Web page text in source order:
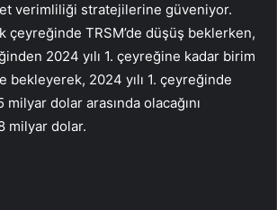
verimliliği stratejilerine güveniyor.
çeyreğinde TRSM’de düşüş beklerken,
2024 yılı 1. çeyreğine kadar birim
2024 yılı 1. çeyreğinde
dolar arasında olacağını
milyar dolar.